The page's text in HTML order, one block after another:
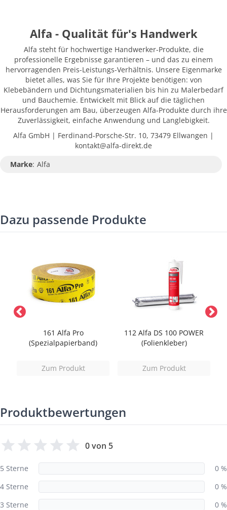
Alfa - Qualität für's Handwerk
Alfa steht für hochwertige Handwerker-Produkte, die
professionelle Ergebnisse garantieren – und das zu einem
hervorragenden Preis-Leistungs-Verhältnis. Unsere Eigenmarke
bietet alles, was Sie für Ihre Projekte benötigen: von
Klebebändern und Dichtungsmaterialien bis hin zu Malerbedarf
und Bauchemie. Entwickelt mit Blick auf die täglichen
Herausforderungen am Bau, überzeugen Alfa-Produkte durch ihre
Zuverlässigkeit, einfache Anwendung und Langlebigkeit.
Alfa GmbH | Ferdinand-Porsche-Str. 10, 73479 Ellwangen |
kontakt@alfa-direkt.de
Marke: Alfa
Dazu passende Produkte
161 Alfa Pro
(Spezialpapierband)
Zum Produkt
112 Alfa DS 100 POWER
(Folienkleber)
Zum Produkt
Produktbewertungen
0 von 5
5 Sterne
0 %
4 Sterne
0 %
3 Sterne
0 %